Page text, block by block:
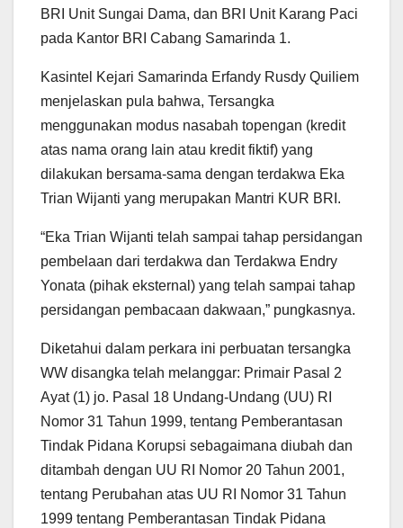
BRI Unit Sungai Dama, dan BRI Unit Karang Paci
pada Kantor BRI Cabang Samarinda 1.
Kasintel Kejari Samarinda Erfandy Rusdy Quiliem
menjelaskan pula bahwa, Tersangka
menggunakan modus nasabah topengan (kredit
atas nama orang lain atau kredit fiktif) yang
dilakukan bersama-sama dengan terdakwa Eka
Trian Wijanti yang merupakan Mantri KUR BRI.
“Eka Trian Wijanti telah sampai tahap persidangan
pembelaan dari terdakwa dan Terdakwa Endry
Yonata (pihak eksternal) yang telah sampai tahap
persidangan pembacaan dakwaan,” pungkasnya.
Diketahui dalam perkara ini perbuatan tersangka
WW disangka telah melanggar: Primair Pasal 2
Ayat (1) jo. Pasal 18 Undang-Undang (UU) RI
Nomor 31 Tahun 1999, tentang Pemberantasan
Tindak Pidana Korupsi sebagaimana diubah dan
ditambah dengan UU RI Nomor 20 Tahun 2001,
tentang Perubahan atas UU RI Nomor 31 Tahun
1999 tentang Pemberantasan Tindak Pidana